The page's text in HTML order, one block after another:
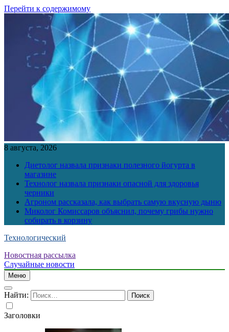
Перейти к содержимому
8 августа, 2026
Диетолог назвала признаки полезного йогурта в
магазине
Технолог назвала признаки опасной для здоровья
черники
Агроном рассказала, как выбрать самую вкусную дыню
Миколог Комиссаров объяснил, почему грибы нужно
собирать в корзину
Технологический
Новостная рассылка
Случайные новости
Меню
Найти:
Заголовки